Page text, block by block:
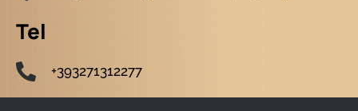
Tel
+393271312277